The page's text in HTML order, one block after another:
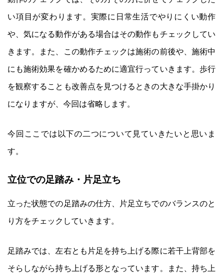
い項目が変わります。実際に日常生活でやりにくい動作
や、気になる動作がある場合はその動作もチェックしてい
きます。また、この動作チェックは施術の前後や、施術中
にも施術効果を確かめるために適宜行っていきます。歩行
を観察することも改善点を見つけるときの大きな手掛かり
になりますが、今回は省略します。
今回ここでは以下の二つについて見ていきたいと思いま
す。
立位での足踏み・片足立ち
立った状態での足踏みの仕方、片足立ちでのバランスのと
り方をチェックしていきます。
足踏みでは、左右とも片足を持ち上げる際に若干上背部を
そらしながら持ち上げる形となっています。また、持ち上